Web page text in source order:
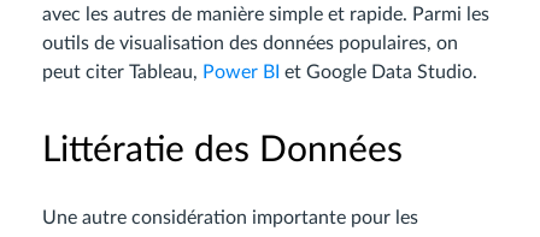
avec les autres de manière simple et rapide. Parmi les
outils de visualisation des données populaires, on
peut citer Tableau, Power BI et Google Data Studio.
Littératie des Données
Une autre considération importante pour les